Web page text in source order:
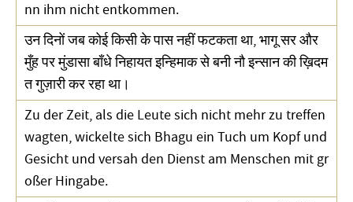
nn ihm nicht entkommen.
उन दिनों जब कोई किसी के पास नहीं फटकता था, भागू सर और
मुँह पर मुंडासा बाँधे निहायत इन्हिमाक से बनी नौ इन्सान की ख़िदम
त गुज़ारी कर रहा था।
Zu der Zeit, als die Leute sich nicht mehr zu treffen
wagten, wickelte sich Bhagu ein Tuch um Kopf und
Gesicht und versah den Dienst am Menschen mit gr
oßer Hingabe.